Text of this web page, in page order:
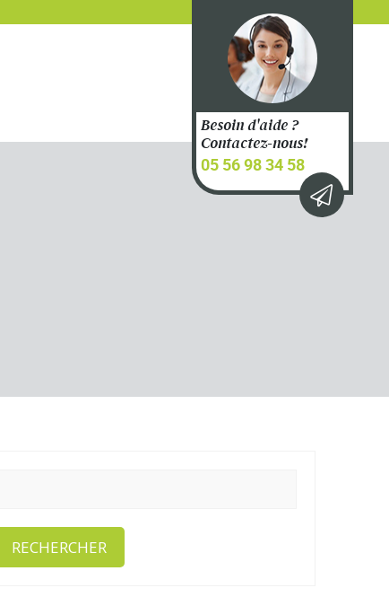
Besoin d'aide ?
Contactez-nous!
05 56 98 34 58